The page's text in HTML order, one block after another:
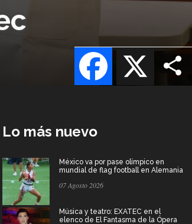
X
Facebook
Lo más nuevo
México va por pase olímpico en
mundial de flag football en Alemania
07 Agosto 2026
Música y teatro: EXATEC en el
elenco de El Fantasma de la Ópera